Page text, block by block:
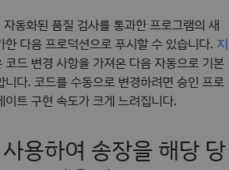
자동화된 품질 검사를 통과한 프로그램의 새
다음 프로덕션으로 푸시할 수 있습니다. 지
코드 변경 사항을 가져온 다음 자동으로 기본
다. 코드를 수동으로 변경하려면 승인 프로
트 구현 속도가 크게 느려집니다.
용하여 송장을 해당 당